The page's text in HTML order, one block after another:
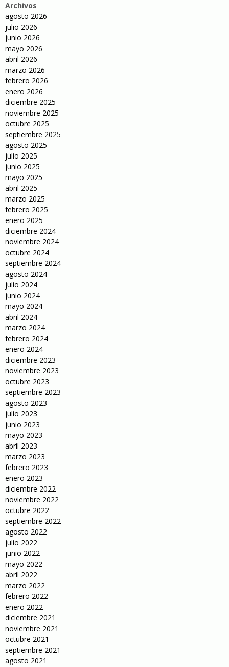
Archivos
agosto 2026
julio 2026
junio 2026
mayo 2026
abril 2026
marzo 2026
febrero 2026
enero 2026
diciembre 2025
noviembre 2025
octubre 2025
septiembre 2025
agosto 2025
julio 2025
junio 2025
mayo 2025
abril 2025
marzo 2025
febrero 2025
enero 2025
diciembre 2024
noviembre 2024
octubre 2024
septiembre 2024
agosto 2024
julio 2024
junio 2024
mayo 2024
abril 2024
marzo 2024
febrero 2024
enero 2024
diciembre 2023
noviembre 2023
octubre 2023
septiembre 2023
agosto 2023
julio 2023
junio 2023
mayo 2023
abril 2023
marzo 2023
febrero 2023
enero 2023
diciembre 2022
noviembre 2022
octubre 2022
septiembre 2022
agosto 2022
julio 2022
junio 2022
mayo 2022
abril 2022
marzo 2022
febrero 2022
enero 2022
diciembre 2021
noviembre 2021
octubre 2021
septiembre 2021
agosto 2021